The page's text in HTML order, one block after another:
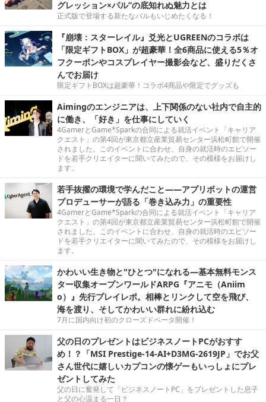
グレッション×パル”の底知れぬ魅力とは
正式版で登場する新たなパルもいじめたくなる！
『崩壊：スターレイル』爻光とUGREENのコラボは
「限定ギフトBOX」が超豪華！全6商品に使える5％オ
フクーポンやコスプレイヤー撮影会など、盛りだくさ
んでお届け
限定ギフトBOXは超豪華！コラボ4商品や限定でグッズも
Aimingのエンジニアは、上下関係のない社内で自主的
に働き、「好き」を仕事にしていく
4GamerとGame*Sparkの合同による就活イベント「キャリア
クエスト」の第4回が東京都立産業貿易センター浜松町館で開催
されました。このイベントに合わせ、自身の就活時のエピソー
ドを若手クリエイターに聞いてみたので、その模様をお届けし
ます。
若手抜擢の環境で学んだこと――アプリボットの運営
プロデューサーが語る「巻き込み力」の重要性
4GamerとGame*Sparkの合同による就活イベント「キャリア
クエスト」の第4回が東京都立産業貿易センター浜松町館で開催
されました。このイベントに合わせ、自身の就活時のエピソー
ドを若手クリエイターに聞いてみたので、その模様をお届けし
ます。
かわいい生き物と"ひとつ"になれる―基本無料モンス
ター収集オープンワールドARPG『アニモ（Aniim
o）』先行プレイレポ。相棒とリンクして空を飛び、
海を渡り、そしてかわいい群れに紛れ込む
7月に国内向け初のクローズドベータ開催！
父の日のプレゼントはビジネスノートPCがおすす
め！？「MSI Prestige-14-AI+D3MG-2619JP」でお父
さん世代に嬉しいカプコンの懐ゲーもいっしょにプレ
ゼントしてみた
父の日に奮発して「ビジネスノートPC」をプレゼントした息子
と父の心温まる一日？